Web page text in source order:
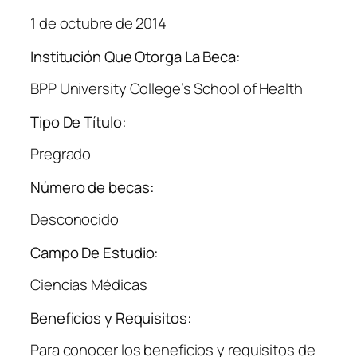
1 de octubre de 2014
Institución Que Otorga La Beca:
BPP University College’s School of Health
Tipo De Título:
Pregrado
Número de becas:
Desconocido
Campo De Estudio:
Ciencias Médicas
Beneficios y Requisitos:
Para conocer los beneficios y requisitos de